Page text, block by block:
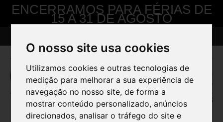
O nosso site usa cookies
Utilizamos cookies e outras tecnologias de
medição para melhorar a sua experiência de
navegação no nosso site, de forma a
mostrar conteúdo personalizado, anúncios
direcionados, analisar o tráfego do site e
ENCERRAMOS PARA FÉRIAS DE
15 A 31 DE AGOSTO